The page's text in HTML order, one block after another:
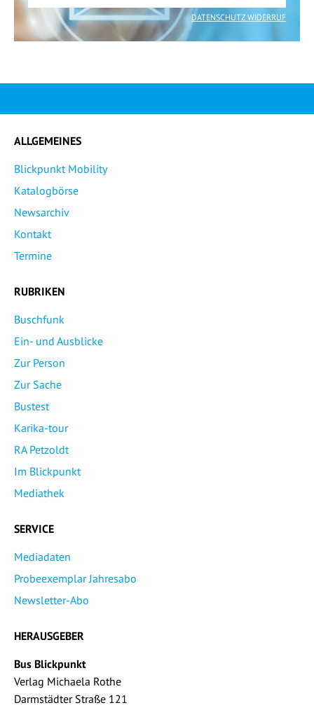
DATENSCHUTZ WIDERRUF
ALLGEMEINES
Blickpunkt Mobility
Katalogbörse
Newsarchiv
Kontakt
Termine
RUBRIKEN
Buschfunk
Ein- und Ausblicke
Zur Person
Zur Sache
Bustest
Karika-tour
RA Petzoldt
Im Blickpunkt
Mediathek
SERVICE
Mediadaten
Probeexemplar Jahresabo
Newsletter-Abo
HERAUSGEBER
Bus Blickpunkt
Verlag Michaela Rothe
Darmstädter Straße 121